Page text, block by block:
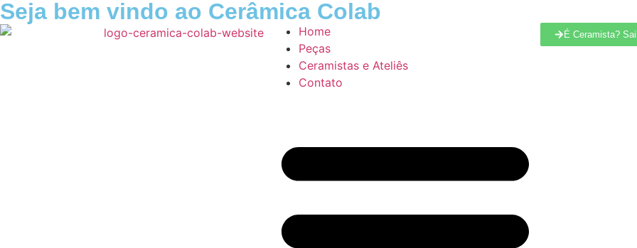
Seja bem vindo ao Cerâmica Colab
Home
Peças
Ceramistas e Ateliês
Contato
É Ceramista?